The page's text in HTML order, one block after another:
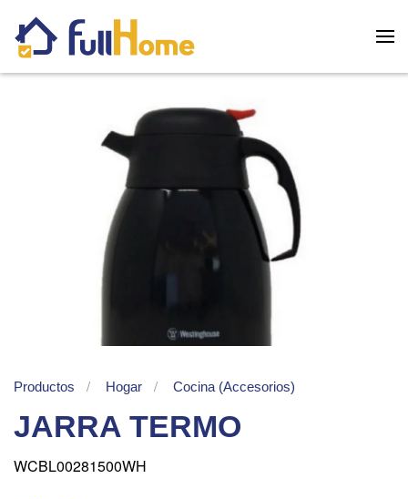
Skip to main content
Productos Hogar Cocina (Accesorios)
JARRA TERMO
WCBL00281500WH